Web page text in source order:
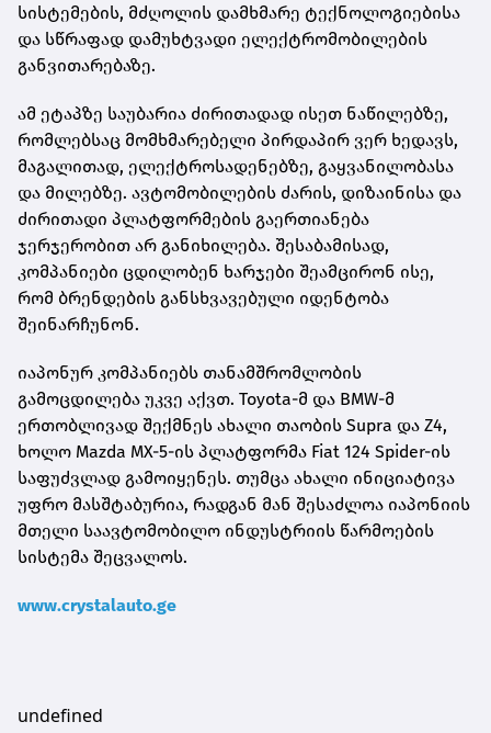
სისტემების, მძღოლის დამხმარე ტექნოლოგიებისა
და სწრაფად დამუხტვადი ელექტრომობილების
განვითარებაზე.
ამ ეტაპზე საუბარია ძირითადად ისეთ ნაწილებზე,
რომლებსაც მომხმარებელი პირდაპირ ვერ ხედავს,
მაგალითად, ელექტროსადენებზე, გაყვანილობასა
და მილებზე. ავტომობილების ძარის, დიზაინისა და
ძირითადი პლატფორმების გაერთიანება
ჯერჯერობით არ განიხილება. შესაბამისად,
კომპანიები ცდილობენ ხარჯები შეამცირონ ისე,
რომ ბრენდების განსხვავებული იდენტობა
შეინარჩუნონ.
იაპონურ კომპანიებს თანამშრომლობის
გამოცდილება უკვე აქვთ. Toyota-მ და BMW-მ
ერთობლივად შექმნეს ახალი თაობის Supra და Z4,
ხოლო Mazda MX-5-ის პლატფორმა Fiat 124 Spider-ის
საფუძვლად გამოიყენეს. თუმცა ახალი ინიციატივა
უფრო მასშტაბურია, რადგან მან შესაძლოა იაპონიის
მთელი საავტომობილო ინდუსტრიის წარმოების
სისტემა შეცვალოს.
www.crystalauto.ge
undefined